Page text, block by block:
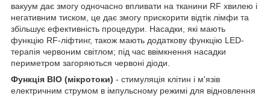
вакуум дає змогу одночасно впливати на тканини RF хвилею і
негативним тиском, це дає змогу прискорити відтік лімфи та
збільшує ефективність процедури. Насадки, які мають
функцію RF-ліфтинг, також мають додаткову функцію LED-
терапія червоним світлом; під час ввімкнення насадки
периметром загоряються червоні діоди.
Функція BIO (мікротоки) - стимуляція клітин і м'язів
електричним струмом в імпульсному режимі для відновлення